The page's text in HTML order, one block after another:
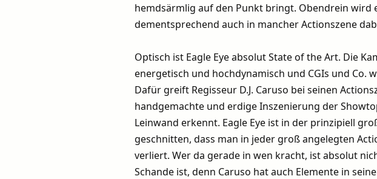
hemdsärmlig auf den Punkt bringt. Obendrein wird
dementsprechend auch in mancher Actionszene
Optisch ist Eagle Eye absolut State of the Art. Die
energetisch und hochdynamisch und CGIs und Co.
Dafür greift Regisseur D.J. Caruso bei seinen
handgemachte und erdige Inszenierung der
Leinwand erkennt. Eagle Eye ist in der prinzipiell
geschnitten, dass man in jeder groß angelegten
verliert. Wer da gerade in wen kracht, ist absolut
Schande ist, denn Caruso hat auch Elemente in